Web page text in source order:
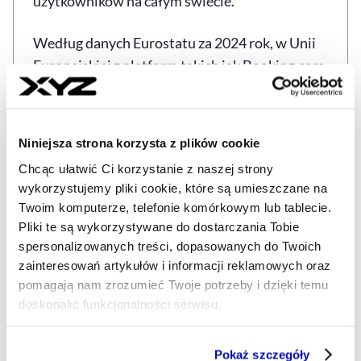
Niniejsza strona korzysta z plików cookie
Chcąc ułatwić Ci korzystanie z naszej strony
wykorzystujemy pliki cookie, które są umieszczane na
Twoim komputerze, telefonie komórkowym lub tablecie.
Pliki te są wykorzystywane do dostarczania Tobie
spersonalizowanych treści, dopasowanych do Twoich
zainteresowań artykułów i informacji reklamowych oraz
pomagają nam zrozumieć Twoje potrzeby i dzięki temu
doskonalić funkcjonalności serwisu.
Pokaż szczegóły
Według danych Eurostatu za 2024 rok, w Unii
Europejskiej z platform takich jak Booking.com
i Airbnb zarezerwowano łącznie 854,1 mln
Również w Polsce platformy rezerwacyjne
zyskują na popularności. W 2023 roku
użytkownicy zarezerwowali ponad 23 mln
noclegów przez internet, co stanowi znaczący
wzrost względem lat wcześniejszych.
Booking.com podkreśla, że rekordowe wyniki
personalizacji wyników wyszukiwania oraz